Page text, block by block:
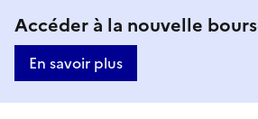
e
-
d
M
s
Accéder à la nouvelle
En savoir plus